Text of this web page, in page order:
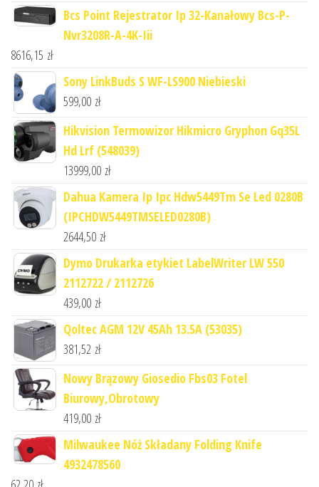
Bcs Point Rejestrator Ip 32-Kanałowy Bcs-P-
Nvr3208R-A-4K-Iii
8616,15 zł
Sony LinkBuds S WF-LS900 Niebieski
599,00 zł
Hikvision Termowizor Hikmicro Gryphon Gq35L
Hd Lrf (548039)
13999,00 zł
Dahua Kamera Ip Ipc Hdw5449Tm Se Led 0280B
(IPCHDW5449TMSELED0280B)
2644,50 zł
Dymo Drukarka etykiet LabelWriter LW 550
2112722 / 2112726
439,00 zł
Qoltec AGM 12V 45Ah 13.5A (53035)
381,52 zł
Nowy Brązowy Giosedio Fbs03 Fotel
Biurowy,Obrotowy
419,00 zł
Milwaukee Nóż Składany Folding Knife
4932478560